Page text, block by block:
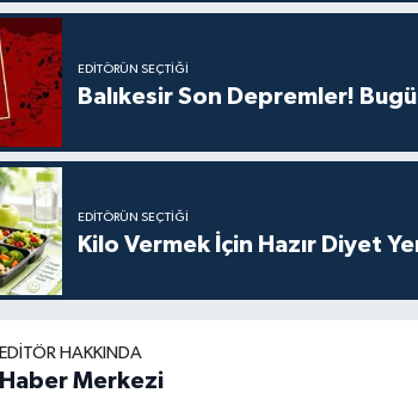
EDITÖRÜN SEÇTIĞI
Balıkesir Son Depremler!
EDITÖRÜN SEÇTIĞI
Kilo Vermek İçin Hazır Diyet
EDITÖR HAKKINDA
Haber Merkezi